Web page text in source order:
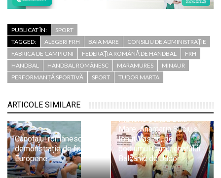
PUBLICAT ÎN:
SPORT
TAGGED:
ALEGERI FRH BAIA MARE
CONSILIU DE ADMINISTRAȚIE
FABRICA DE CAMPIONI
FEDERAȚIA ROMÂNĂ DE HANDBAL
FRH
HANDBAL
HANDBAL ROMÂNESC MARAMURES
MINAUR
PERFORMANȚĂ SPORTIVĂ
SPORT TUDOR MARTA
ARTICOLE SIMILARE
Canotajul românesc,
demonstrație de forță la
Europene
Mândrie pentru Baia
Mare: Anamaria Suciu și
Ionuț Vasian, pe
podiumul Campionatului
Balcanic de Judo